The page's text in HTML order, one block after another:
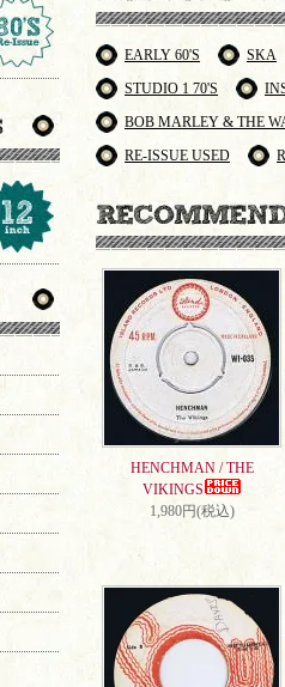
EARLY 60'S
SKA
STUDIO 1 70'S
BOB MARLEY & THE
RE-ISSUE USED
HENCHMAN / THE
VIKINGS
1,980円(税込)